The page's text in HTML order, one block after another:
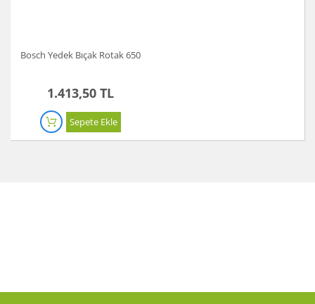
Bosch Yedek Bıçak Rotak 650
1.413,50 TL
Sepete Ekle